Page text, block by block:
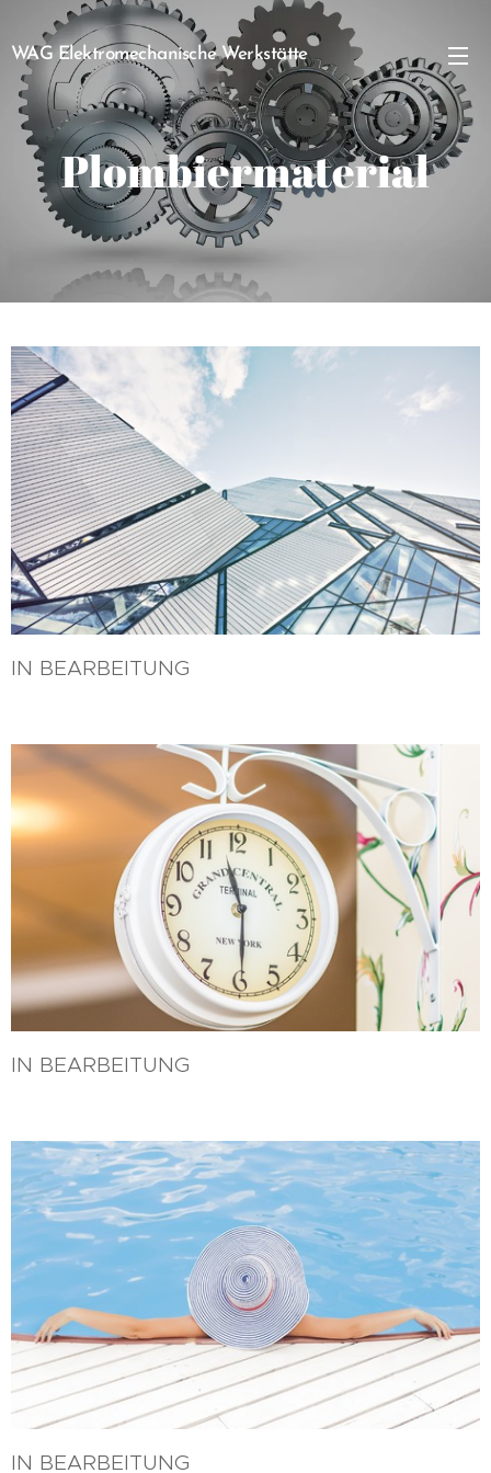
WAG Elektromechanische Werkstätte
GmbH
Plombiermaterial
IN BEARBEITUNG
IN BEARBEITUNG
IN BEARBEITUNG